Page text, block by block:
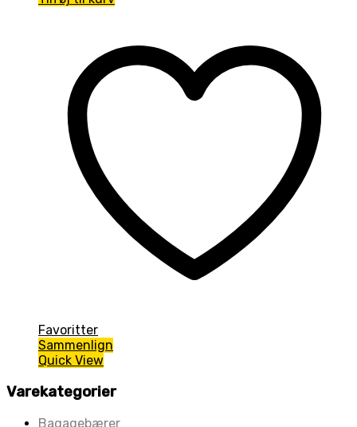
Favoritter
Sammenlign
Quick View
Varekategorier
Bagagebærer